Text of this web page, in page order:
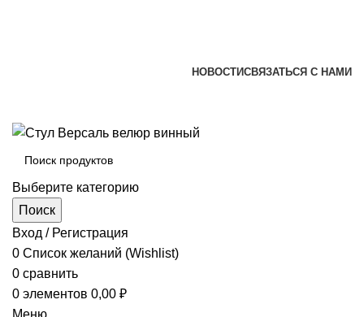
НОВОСТИСВЯЗАТЬСЯ С НАМИ
Выберите категорию
Поиск
Вход / Регистрация
0 Список желаний (Wishlist)
0 сравнить
0 элементов 0,00 ₽